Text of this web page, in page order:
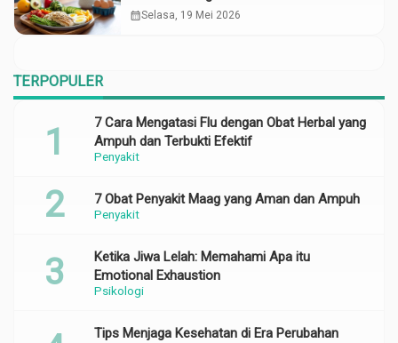
calendar_monthSelasa, 19 Mei 2026
TERPOPULER
Penyakit
7 Cara Mengatasi Flu dengan Obat Herbal yang
Ampuh dan Terbukti Efektif
Penyakit
7 Obat Penyakit Maag yang Aman dan Ampuh
Psikologi
Ketika Jiwa Lelah: Memahami Apa itu
Emotional Exhaustion
Tips Menjaga Kesehatan di Era Perubahan